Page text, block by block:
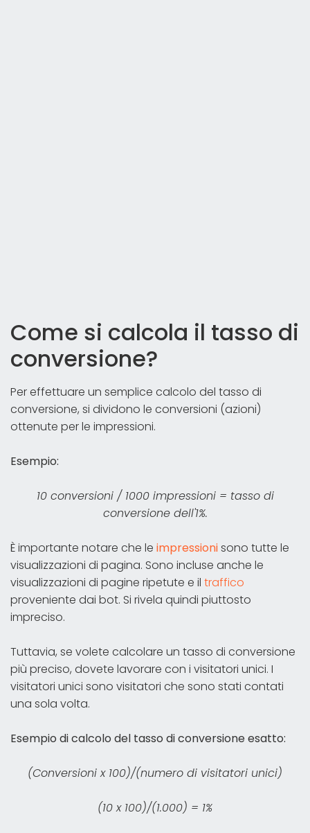
Come si calcola il tasso di
conversione?
Per effettuare un semplice calcolo del tasso di
conversione, si dividono le conversioni (azioni)
ottenute per le impressioni.
Esempio:
10 conversioni / 1000 impressioni = tasso di
conversione dell'1%.
È importante notare che le impressionisono tutte le
visualizzazioni di pagina. Sono incluse anche le
visualizzazioni di pagine ripetute e il traffico
proveniente dai bot. Si rivela quindi piuttosto
impreciso.
Tuttavia, se volete calcolare un tasso di conversione
più preciso, dovete lavorare con i visitatori unici. I
visitatori unici sono visitatori che sono stati contati
una sola volta.
Esempio di calcolo del tasso di conversione esatto:
(Conversioni x 100)/(numero di visitatori unici)
(10 x 100)/(1.000) = 1%